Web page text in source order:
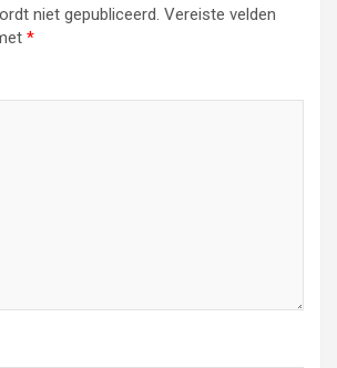
niet gepubliceerd. Vereiste velden
*